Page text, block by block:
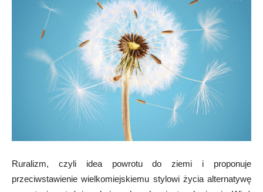
Ruralizm, czyli idea powrotu do ziemi i proponuje
przeciwstawienie wielkomiejskiemu stylowi życia alternatywę